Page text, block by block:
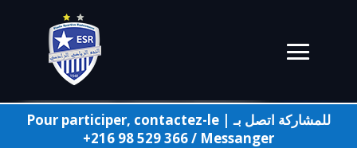
Pour participer, contactez-le | للمشاركة اتصل بـ
+216 98 529 366/ Messanger